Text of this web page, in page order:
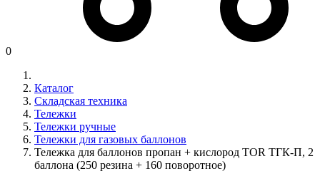
0
Каталог
Складская техника
Тележки
Тележки ручные
Тележки для газовых баллонов
Тележка для баллонов пропан + кислород TOR ТГК-П, 2
баллона (250 резина + 160 поворотное)